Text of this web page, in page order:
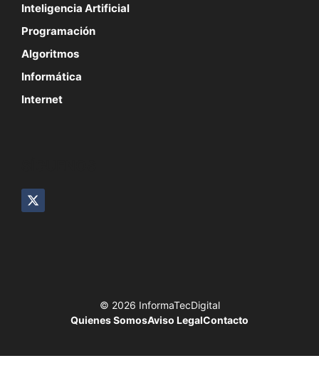
Inteligencia Artificial
Programación
Algoritmos
Informática
Internet
© 2026 InformaTecDigital
Quienes SomosAviso LegalContacto